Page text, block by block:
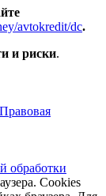
avtokredit/dc.
и риски.
Правовая
обработки
Cookies